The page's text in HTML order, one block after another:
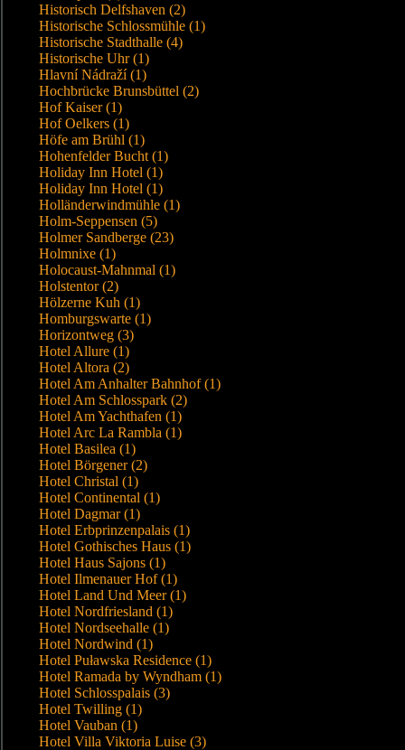
Historisch Delfshaven (2)
Historische Schlossmühle (1)
Historische Stadthalle (4)
Historische Uhr (1)
Hlavní Nádraží (1)
Hochbrücke Brunsbüttel (2)
Hof Kaiser (1)
Hof Oelkers (1)
Höfe am Brühl (1)
Hohenfelder Bucht (1)
Holiday Inn Hotel (1)
Holiday Inn Hotel (1)
Holländerwindmühle (1)
Holm-Seppensen (5)
Holmer Sandberge (23)
Holmnixe (1)
Holocaust-Mahnmal (1)
Holstentor (2)
Hölzerne Kuh (1)
Homburgswarte (1)
Horizontweg (3)
Hotel Allure (1)
Hotel Altora (2)
Hotel Am Anhalter Bahnhof (1)
Hotel Am Schlosspark (2)
Hotel Am Yachthafen (1)
Hotel Arc La Rambla (1)
Hotel Basilea (1)
Hotel Börgener (2)
Hotel Christal (1)
Hotel Continental (1)
Hotel Dagmar (1)
Hotel Erbprinzenpalais (1)
Hotel Gothisches Haus (1)
Hotel Haus Sajons (1)
Hotel Ilmenauer Hof (1)
Hotel Land Und Meer (1)
Hotel Nordfriesland (1)
Hotel Nordseehalle (1)
Hotel Nordwind (1)
Hotel Puławska Residence (1)
Hotel Ramada by Wyndham (1)
Hotel Schlosspalais (3)
Hotel Twilling (1)
Hotel Vauban (1)
Hotel Villa Viktoria Luise (3)